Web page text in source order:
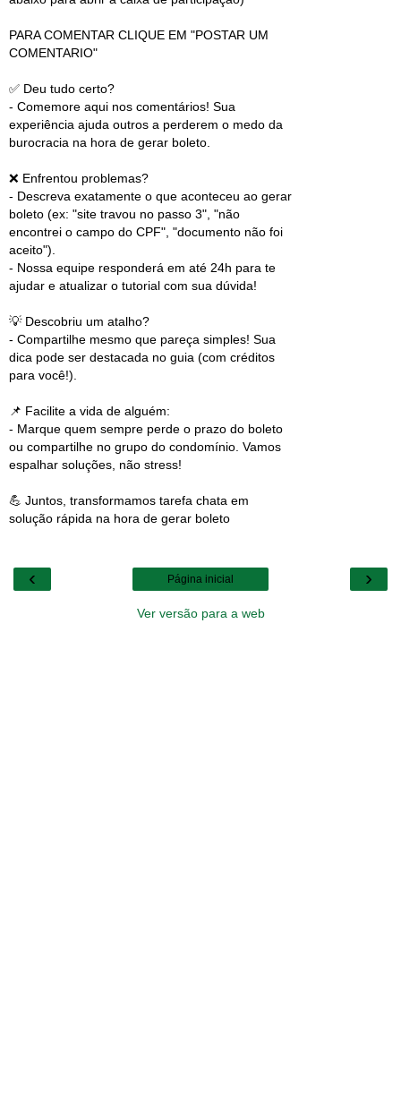
PARA COMENTAR CLIQUE EM "POSTAR UM
COMENTARIO"
✅ Deu tudo certo?
- Comemore aqui nos comentários! Sua
experiência ajuda outros a perderem o medo da
burocracia na hora de gerar boleto.
❌ Enfrentou problemas?
- Descreva exatamente o que aconteceu ao gerar
boleto (ex: "site travou no passo 3", "não
encontrei o campo do CPF", "documento não foi
aceito").
- Nossa equipe responderá em até 24h para te
ajudar e atualizar o tutorial com sua dúvida!
💡 Descobriu um atalho?
- Compartilhe mesmo que pareça simples! Sua
dica pode ser destacada no guia (com créditos
para você!).
📌 Facilite a vida de alguém:
- Marque quem sempre perde o prazo do boleto
ou compartilhe no grupo do condomínio. Vamos
espalhar soluções, não stress!
💪 Juntos, transformamos tarefa chata em
solução rápida na hora de gerar boleto
‹ ›
Página inicial
Ver versão para a web